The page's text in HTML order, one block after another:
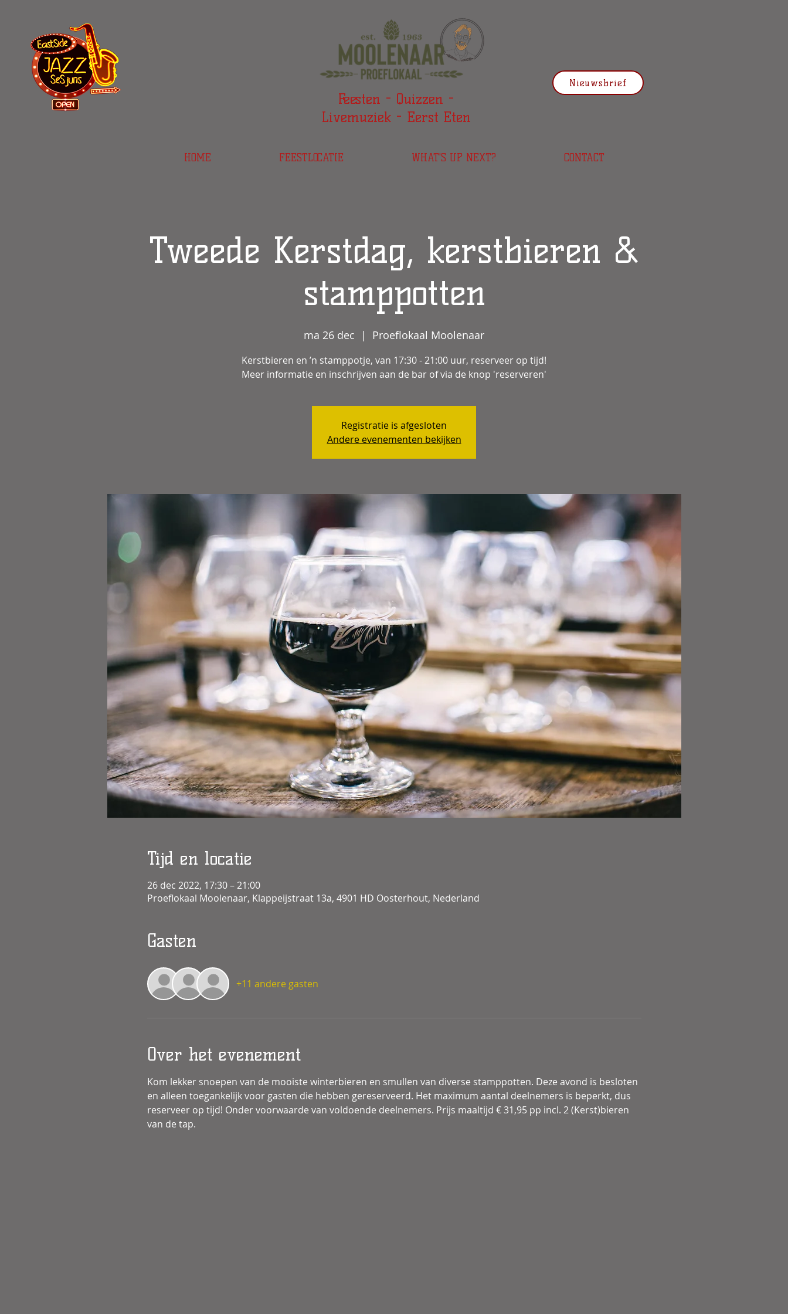
Feesten - Quizzen -
Livemuziek - Eerst Eten
HOME FEESTLOCATIE WHAT'S UP NEXT? CONTACT
Nieuwsbrief
Tweede Kerstdag, kerstbieren &
stamppotten
ma 26 dec
  |
Proeflokaal Moolenaar
Kerstbieren en ’n stamppotje, van 17:30 - 21:00 uur, reserveer op tijd!
Meer informatie en inschrijven aan de bar of via de knop 'reserveren'
Registratie is afgesloten
Andere evenementen bekijken
Tijd en locatie
26 dec 2022, 17:30 – 21:00
Proeflokaal Moolenaar, Klappeijstraat 13a, 4901 HD Oosterhout, Nederland
Gasten
+11 andere gasten
Over het evenement
Kom lekker snoepen van de mooiste winterbieren en smullen van diverse stamppotten. Deze avond is besloten
en alleen toegankelijk voor gasten die hebben gereserveerd. Het maximum aantal deelnemers is beperkt, dus
reserveer op tijd! Onder voorwaarde van voldoende deelnemers. Prijs maaltijd € 31,95 pp incl. 2 (Kerst)bieren
van de tap.